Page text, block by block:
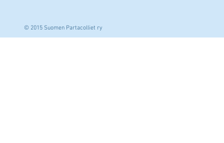
© 2015 Suomen Partacolliet ry